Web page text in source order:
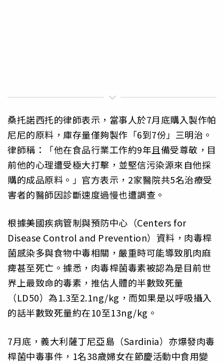
桑托諾西托的律師表示，當事人於7月底購入製作帕
尼尼的原料，庫存量僅夠製作「6到7份」三明治。
律師稱：「他在食品行業工作約9年且備受尊敬，目
前他的心理遭受極大打擊，並堅信污染源來自他採
購的成品原料。」官方表示，2家醫院共5名治療受
害者的醫師因診斷速度過慢也遭調查。
根據美國疾病管制與預防中心（Centers for
Disease Control and Prevention）資料，肉毒桿
菌感染多與食物中毒相關，嚴重時可能導致肌肉麻
痺甚至死亡。據悉，肉毒桿菌毒素被認為是目前世
界上最致命的毒素，推估人體的半數致死量
（LD50）為1.3至2.1ng/kg，而如果是以呼吸攝入
的話半數致死量約在10至13ng/kg。
7月底，義大利薩丁尼亞島（Sardinia）亦爆發肉毒
桿菌中毒事件，1名38歲婦女在節慶活動中食用變